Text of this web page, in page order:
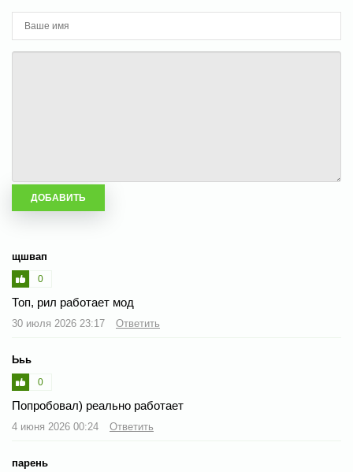
щшвап
0
Топ, рил работает мод
30 июля 2026 23:17 Ответить
Ььь
0
Попробовал) реально работает
4 июня 2026 00:24 Ответить
парень